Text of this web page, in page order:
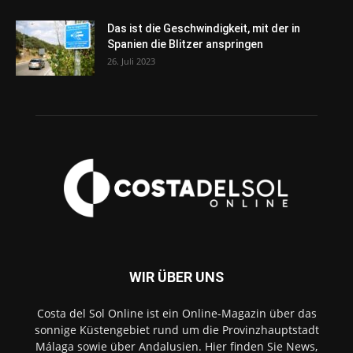
Das ist die Geschwindigkeit, mit der in
Spanien die Blitzer anspringen
26. Juli 2023
WIR ÜBER UNS
Costa del Sol Online ist ein Online-Magazin über das
sonnige Küstengebiet rund um die Provinzhauptstadt
Málaga sowie über Andalusien. Hier finden Sie News,